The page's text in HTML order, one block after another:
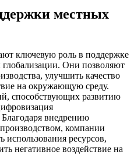
местных
ключевую роль в поддержке
глобализации. Они позволяют
улучшить качество
на окружающую среду.
способствующих развитию
внедрению
компании
использования ресурсов,
негативное воздействие на